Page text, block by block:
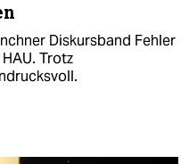
Diskursband Fehler
Trotz